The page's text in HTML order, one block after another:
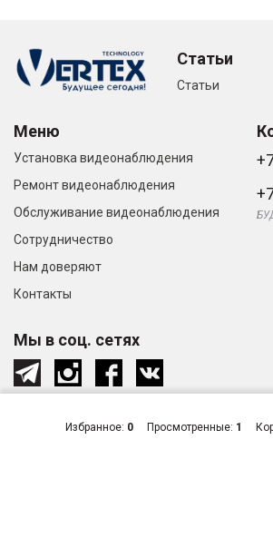
Избранное: 0 Просмотренные: 1
Статьи
Статьи
Меню
Установка видеонаблюдения
Ремонт видеонаблюдения
Обслуживание видеонаблюдения
Сотрудничество
Нам доверяют
Контакты
Мы в соц. сетях